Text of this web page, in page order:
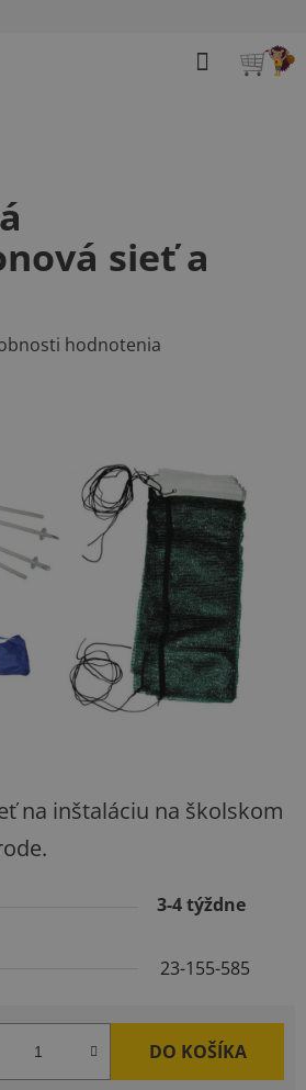
Hľadať
na inštaláciu na školskom
3-4 týždne
23-155-585
DO KOŠÍKA
sieť a
hodnotenia